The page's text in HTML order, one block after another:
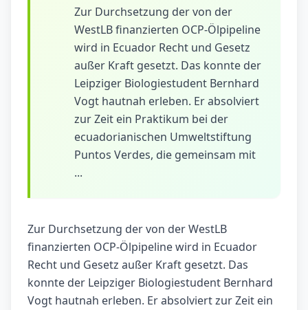
Zur Durchsetzung der von der
WestLB finanzierten OCP-Ölpipeline
wird in Ecuador Recht und Gesetz
außer Kraft gesetzt. Das konnte der
Leipziger Biologiestudent Bernhard
Vogt hautnah erleben. Er absolviert
zur Zeit ein Praktikum bei der
ecuadorianischen Umweltstiftung
Puntos Verdes, die gemeinsam mit
...
Zur Durchsetzung der von der WestLB
finanzierten OCP-Ölpipeline wird in Ecuador
Recht und Gesetz außer Kraft gesetzt. Das
konnte der Leipziger Biologiestudent Bernhard
Vogt hautnah erleben. Er absolviert zur Zeit ein